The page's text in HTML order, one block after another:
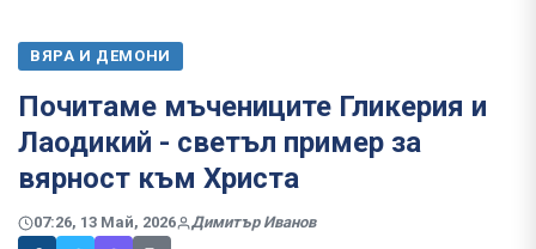
ВЯРА И ДЕМОНИ
Почитаме мъчениците Гликерия и
Лаодикий - светъл пример за
вярност към Христа
07:26, 13 Май, 2026 Димитър Иванов